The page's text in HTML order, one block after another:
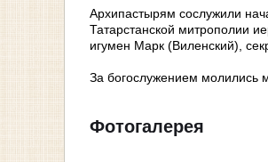
Архипастырям сослужили
Татарстанской митрополии
игумен Марк (Виленский),
За богослужением молились
Фотогалерея